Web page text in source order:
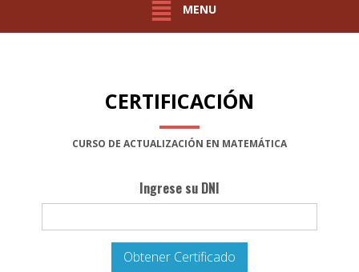
MENU
CERTIFICACIÓN
CURSO DE ACTUALIZACIÓN EN MATEMÁTICA
Ingrese su DNI